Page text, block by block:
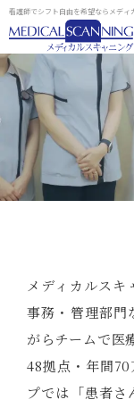
看護師でシフト自由を希望ならメディ
メディカルスキ
事務・管理部門
がらチームで医
48拠点・年間
プでは「患者さ